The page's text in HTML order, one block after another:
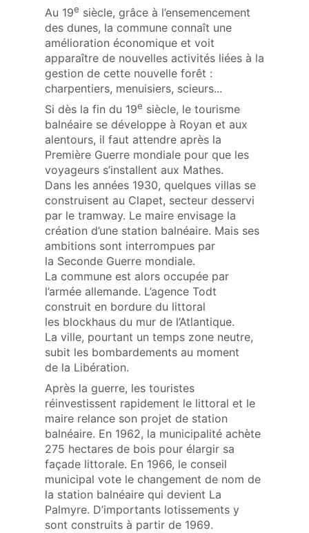
Au 19e siècle, grâce à l’ensemencement
des dunes, la commune connaît une
amélioration économique et voit
apparaître de nouvelles activités liées à la
gestion de cette nouvelle forêt :
charpentiers, menuisiers, scieurs...
Si dès la fin du 19e siècle, le tourisme
balnéaire se développe à Royan et aux
alentours, il faut attendre après la
Première Guerre mondiale pour que les
voyageurs s’installent aux Mathes.
Dans les années 1930, quelques villas se
construisent au Clapet, secteur desservi
par le tramway. Le maire envisage la
création d’une station balnéaire. Mais ses
ambitions sont interrompues par
la Seconde Guerre mondiale.
La commune est alors occupée par
l’armée allemande. L’agence Todt
construit en bordure du littoral
les blockhaus du mur de l’Atlantique.
La ville, pourtant un temps zone neutre,
subit les bombardements au moment
de la Libération.
Après la guerre, les touristes
réinvestissent rapidement le littoral et le
maire relance son projet de station
balnéaire. En 1962, la municipalité achète
275 hectares de bois pour élargir sa
façade littorale. En 1966, le conseil
municipal vote le changement de nom de
la station balnéaire qui devient La
Palmyre. D’importants lotissements y
sont construits à partir de 1969.